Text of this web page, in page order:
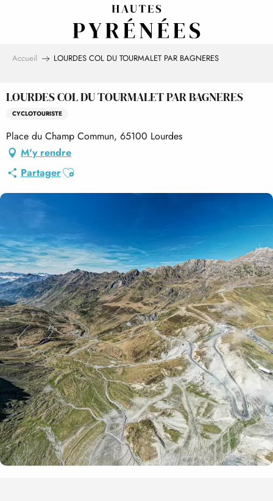
Accueil LOURDES COL DU TOURMALET PAR BAGNERES
LOURDES COL DU TOURMALET PAR BAGNERES
CYCLOTOURISTE
Place du Champ Commun, 65100 Lourdes
M'y rendre
PartagerAjouter aux favoris